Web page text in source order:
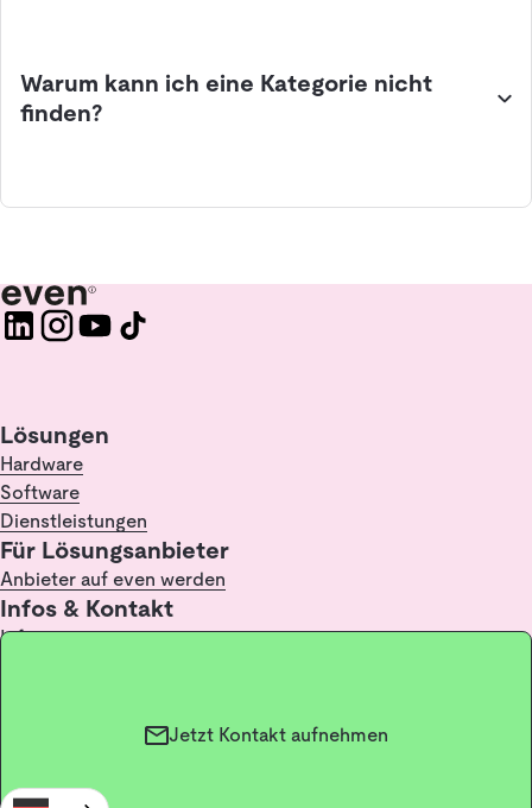
Warum kann ich eine Kategorie nicht
finden?
Jetzt Kontakt aufnehmen
Lösungen
Hardware
Software
Dienstleistungen
Für Lösungsanbieter
Anbieter auf even werden
Infos & Kontakt
Infopoint
Glossar / Lexikon